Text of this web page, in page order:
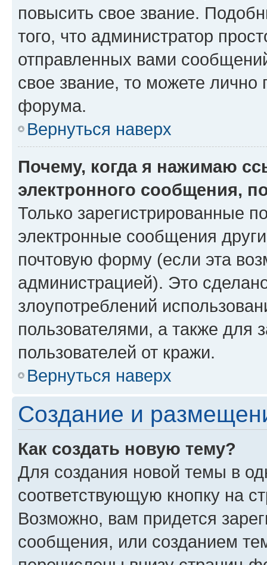
повысить свое звание.
того, что администратор
отправленных вами
свое звание, то можете лично
форума.
Вернуться наверх
Почему, когда я нажимаю
электронного сообщения,
Только зарегистрированные
электронные сообщения
почтовую форму (если эта
администрацией). Это
злоупотреблений
пользователями, а также для
пользователей от кражи.
Вернуться наверх
Создание и
Как создать новую тему?
Для создания новой темы в
соответствующую кнопку на
Возможно, вам придется
сообщения, или созданием